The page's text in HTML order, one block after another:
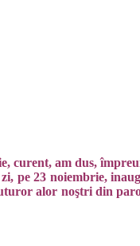
curent, am dus,
pe 23 noiembrie,
alor noştri din